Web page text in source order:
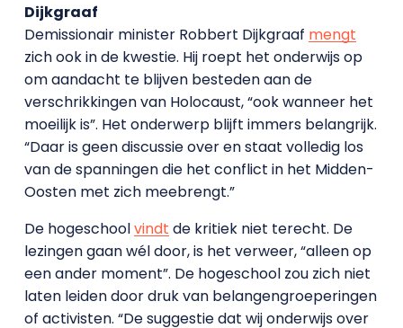
Dijkgraaf
Demissionair minister Robbert Dijkgraaf mengt
zich ook in de kwestie. Hij roept het onderwijs op
om aandacht te blijven besteden aan de
verschrikkingen van Holocaust, “ook wanneer het
moeilijk is”. Het onderwerp blijft immers belangrijk.
“Daar is geen discussie over en staat volledig los
van de spanningen die het conflict in het Midden-
Oosten met zich meebrengt.”
De hogeschoolvindt de kritiek niet terecht. De
lezingen gaan wél door, is het verweer, “alleen op
een ander moment”. De hogeschool zou zich niet
laten leiden door druk van belangengroeperingen
of activisten. “De suggestie dat wij onderwijs over